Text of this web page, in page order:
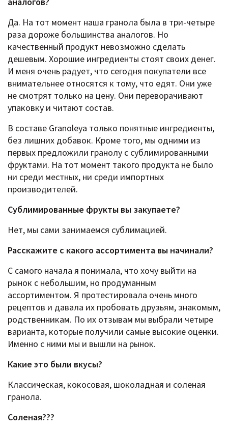
Да. На тот момент наша гранола была в три-четыре
раза дороже большинства аналогов. Но
качественный продукт невозможно сделать
дешевым. Хорошие ингредиенты стоят своих денег.
И меня очень радует, что сегодня покупатели все
внимательнее относятся к тому, что едят. Они уже
не смотрят только на цену. Они переворачивают
упаковку и читают состав.
В составе Granoleya только понятные ингредиенты,
без лишних добавок. Кроме того, мы одними из
первых предложили гранолу с сублимированными
фруктами. На тот момент такого продукта не было
ни среди местных, ни среди импортных
производителей.
Сублимированные фрукты вы закупаете?
Нет, мы сами занимаемся сублимацией.
Расскажите c какого ассортимента вы начинали?
С самого начала я понимала, что хочу выйти на
рынок с небольшим, но продуманным
ассортиментом. Я протестировала очень много
рецептов и давала их пробовать друзьям, знакомым,
родственникам. По их отзывам мы выбрали четыре
варианта, которые получили самые высокие оценки.
Именно с ними мы и вышли на рынок.
Какие это были вкусы?
Классическая, кокосовая, шоколадная и соленая
гранола.
Соленая???